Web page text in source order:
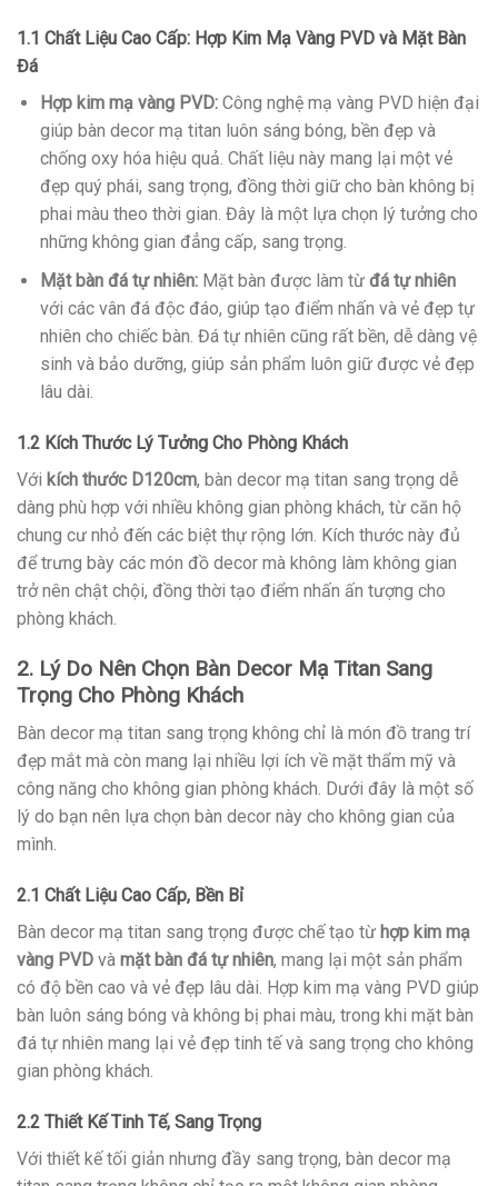
1.1 Chất Liệu Cao Cấp: Hợp Kim Mạ Vàng PVD và Mặt Bàn
Đá
Hợp kim mạ vàng PVD:Công nghệ mạ vàng PVD hiện đại
giúp bàn decor mạ titan luôn sáng bóng, bền đẹp và
chống oxy hóa hiệu quả. Chất liệu này mang lại một vẻ
đẹp quý phái, sang trọng, đồng thời giữ cho bàn không bị
phai màu theo thời gian. Đây là một lựa chọn lý tưởng cho
những không gian đẳng cấp, sang trọng.
Mặt bàn đá tự nhiên:Mặt bàn được làm từ đá tự nhiên
với các vân đá độc đáo, giúp tạo điểm nhấn và vẻ đẹp tự
nhiên cho chiếc bàn. Đá tự nhiên cũng rất bền, dễ dàng vệ
sinh và bảo dưỡng, giúp sản phẩm luôn giữ được vẻ đẹp
lâu dài.
1.2 Kích Thước Lý Tưởng Cho Phòng Khách
Với kích thước D120cm, bàn decor mạ titan sang trọng dễ
dàng phù hợp với nhiều không gian phòng khách, từ căn hộ
chung cư nhỏ đến các biệt thự rộng lớn. Kích thước này đủ
để trưng bày các món đồ decor mà không làm không gian
trở nên chật chội, đồng thời tạo điểm nhấn ấn tượng cho
phòng khách.
2. Lý Do Nên Chọn Bàn Decor Mạ Titan Sang
Trọng Cho Phòng Khách
Bàn decor mạ titan sang trọng không chỉ là món đồ trang trí
đẹp mắt mà còn mang lại nhiều lợi ích về mặt thẩm mỹ và
công năng cho không gian phòng khách. Dưới đây là một số
lý do bạn nên lựa chọn bàn decor này cho không gian của
mình.
2.1 Chất Liệu Cao Cấp, Bền Bỉ
Bàn decor mạ titan sang trọng được chế tạo từ hợp kim mạ
vàng PVD và mặt bàn đá tự nhiên, mang lại một sản phẩm
có độ bền cao và vẻ đẹp lâu dài. Hợp kim mạ vàng PVD giúp
bàn luôn sáng bóng và không bị phai màu, trong khi mặt bàn
đá tự nhiên mang lại vẻ đẹp tinh tế và sang trọng cho không
gian phòng khách.
2.2 Thiết Kế Tinh Tế, Sang Trọng
Với thiết kế tối giản nhưng đầy sang trọng, bàn decor mạ